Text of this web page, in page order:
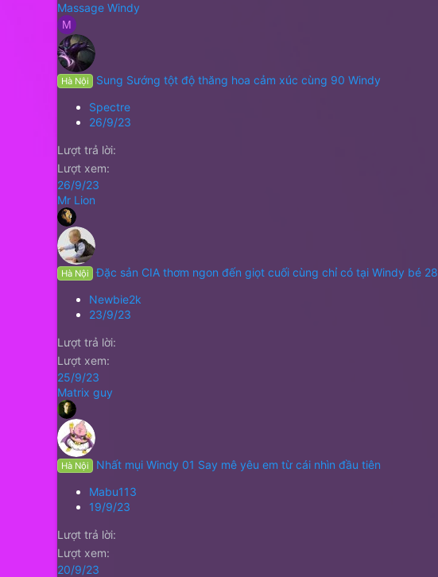
Massage Windy
M
Hà Nội
Sung Sướng tột độ thăng hoa cảm xúc cùng 90 Windy
Spectre
26/9/23
Lượt trả lời
Lượt xem
26/9/23
Mr Lion
Hà Nội
Đặc sản CIA thơm ngon đến giọt cuối cùng chỉ có tại Windy bé 28
Newbie2k
23/9/23
Lượt trả lời
Lượt xem
25/9/23
Matrix guy
Hà Nội
Nhất mụi Windy 01 Say mê yêu em từ cái nhìn đầu tiên
Mabu113
19/9/23
Lượt trả lời
Lượt xem
20/9/23